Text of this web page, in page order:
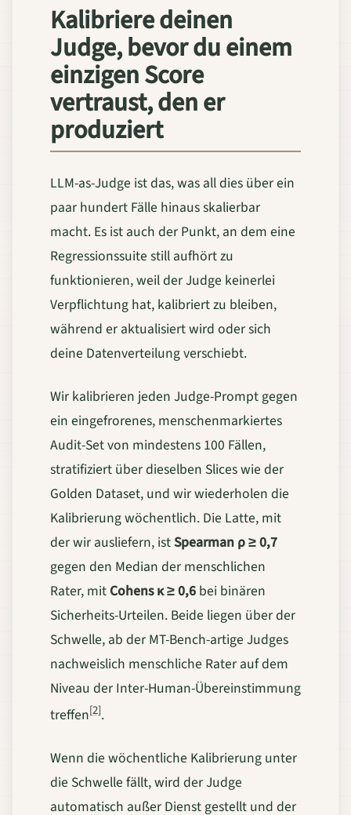
Kalibriere deinen
Judge, bevor du einem
einzigen Score
vertraust, den er
produziert
LLM-as-Judge ist das, was all dies über ein
paar hundert Fälle hinaus skalierbar
macht. Es ist auch der Punkt, an dem eine
Regressionssuite still aufhört zu
funktionieren, weil der Judge keinerlei
Verpflichtung hat, kalibriert zu bleiben,
während er aktualisiert wird oder sich
deine Datenverteilung verschiebt.
Wir kalibrieren jeden Judge-Prompt gegen
ein eingefrorenes, menschenmarkiertes
Audit-Set von mindestens 100 Fällen,
stratifiziert über dieselben Slices wie der
Golden Dataset, und wir wiederholen die
Kalibrierung wöchentlich. Die Latte, mit
der wir ausliefern, istSpearman ρ ≥ 0,7
gegen den Median der menschlichen
Rater, mit Cohens κ ≥ 0,6 bei binären
Sicherheits-Urteilen. Beide liegen über der
Schwelle, ab der MT-Bench-artige Judges
nachweislich menschliche Rater auf dem
Niveau der Inter-Human-Übereinstimmung
treffen[2].
Wenn die wöchentliche Kalibrierung unter
die Schwelle fällt, wird der Judge
automatisch außer Dienst gestellt und der